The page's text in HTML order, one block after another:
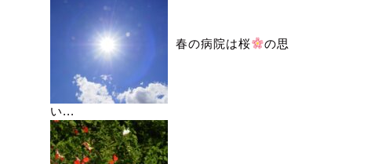
春の病院は桜 の思
い...